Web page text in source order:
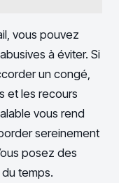
vous pouvez
à éviter. Si
un congé,
et les recours
vous rend
sereinement
posez des
temps.